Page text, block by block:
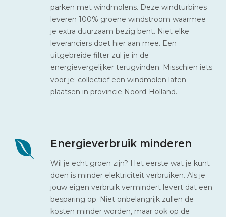
parken met windmolens. Deze windturbines
leveren 100% groene windstroom waarmee
je extra duurzaam bezig bent. Niet elke
leveranciers doet hier aan mee. Een
uitgebreide filter zul je in de
energievergelijker terugvinden. Misschien iets
voor je: collectief een windmolen laten
plaatsen in provincie Noord-Holland.
Energieverbruik minderen
Wil je echt groen zijn? Het eerste wat je kunt
doen is minder elektriciteit verbruiken. Als je
jouw eigen verbruik vermindert levert dat een
besparing op. Niet onbelangrijk zullen de
kosten minder worden, maar ook op de